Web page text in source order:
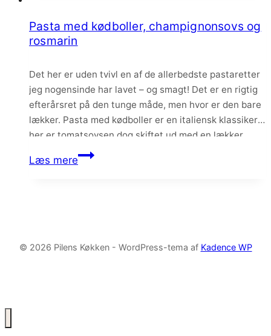
fennikel
rosmarin
Pasta med kødboller, champignonsovs og
rosmarin
Det her er uden tvivl en af de allerbedste pastaretter
jeg nogensinde har lavet – og smagt! Det er en rigtig
efterårsret på den tunge måde, men hvor er den bare
lækker. Pasta med kødboller er en italiensk klassiker –
her er tomatsovsen dog skiftet ud med en lækker
champignonsovs, spinat og de saftigste krydrede…
Læs merePasta
© 2026 Pilens Køkken - WordPress-tema af Kadence WP